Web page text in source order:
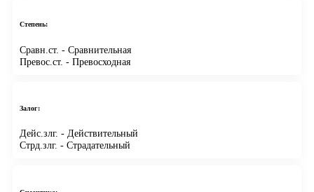
Степень:
Сравн.ст. - Сравнительная
Превос.ст. - Превосходная
Залог:
Дейс.злг. - Действительный
Стрд.злг. - Страдательный